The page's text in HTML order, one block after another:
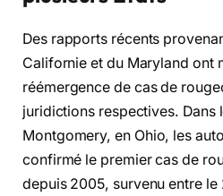
Des rapports récents
Californie et du Maryland ont
réémergence de cas de
juridictions respectives. Dans
Montgomery, en Ohio, les
confirmé le premier cas de
depuis 2005, survenu entre le